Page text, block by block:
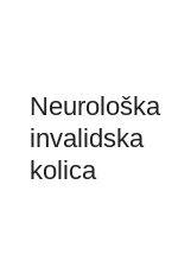
Neurološka
invalidska
kolica